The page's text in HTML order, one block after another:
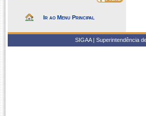
Ir ao Menu Principal
SIGAA | Superintendência